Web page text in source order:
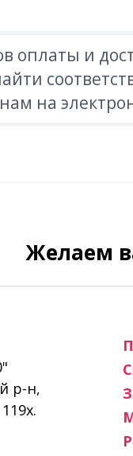
оплаты и
на
Желаем
р-н,